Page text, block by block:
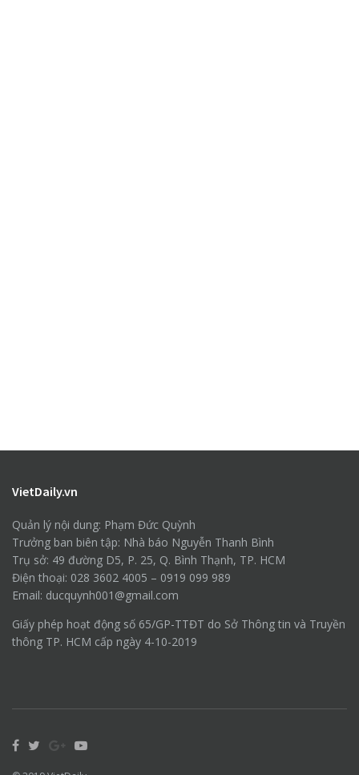
VietDaily.vn
Quản lý nội dung: Phạm Đức Quỳnh
Trưởng ban biên tập: Nhà báo Nguyễn Thanh Bình
Trụ sở: 49 đường D5, P. 25, Q. Bình Thạnh, TP. HCM
Điện thoại: 028 3602 4005 – 0919 099 989
Email: ducquynh001@gmail.com
Giấy phép hoạt động số 65/GP-TTĐT do Sở Thông tin và Truyền
thông TP. HCM cấp ngày 4-10-2019